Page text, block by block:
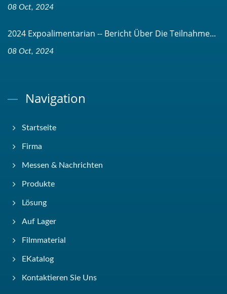
08 Oct, 2024
2024 Expoalimentarian -- Bericht Über Die Teilnahme...
08 Oct, 2024
Navigation
Startseite
Firma
Messen & Nachrichten
Produkte
Lösung
Auf Lager
Filmmaterial
EKatalog
Kontaktieren Sie Uns